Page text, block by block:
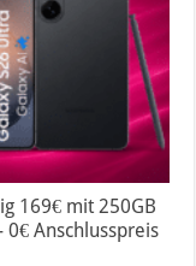
169€ mit 250GB
Anschlusspreis